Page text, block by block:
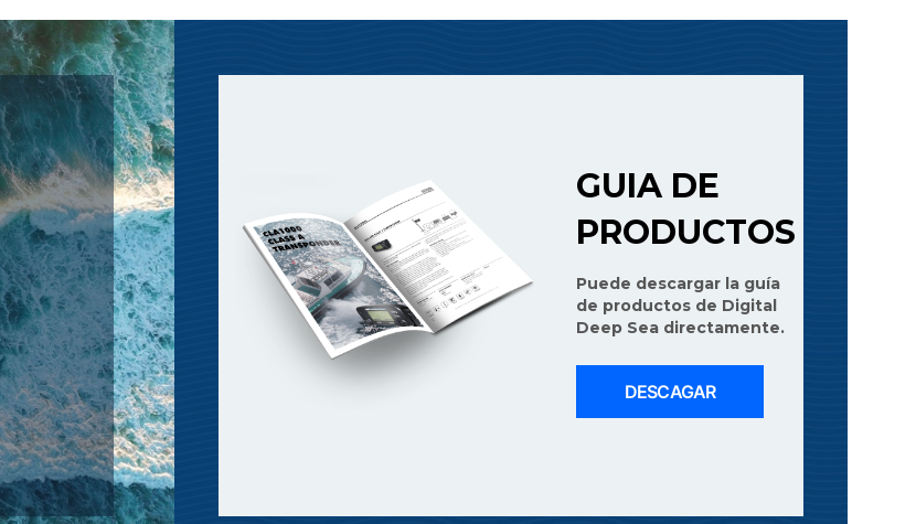
GUIA DE
PRODUCTOS
Puede descargar la guía
de productos de Digital
Deep Sea directamente.
DESCAGAR